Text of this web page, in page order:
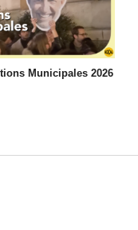
Municipales 2026